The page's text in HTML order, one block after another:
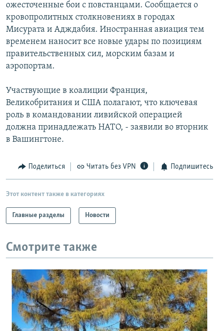
ожесточенные бои с повстанцами. Сообщается о
кровопролитных столкновениях в городах
Мисурата и Адждабия. Иностранная авиация тем
временем наносит все новые удары по позициям
правительственных сил, морским базам и
аэропортам.
Участвующие в коалиции Франция,
Великобритания и США полагают, что ключевая
роль в командовании ливийской операцией
должна принадлежать НАТО, - заявили во вторник
в Вашингтоне.
Поделиться Читать без VPN Подпишитесь
Этот контент также в категориях
Главные разделы Новости
Смотрите также